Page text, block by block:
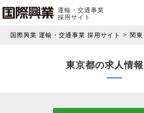
運輸・交通事業
採用サイト
国際興業 運輸・交通事業 採用サイト 関東
東京都の求人情